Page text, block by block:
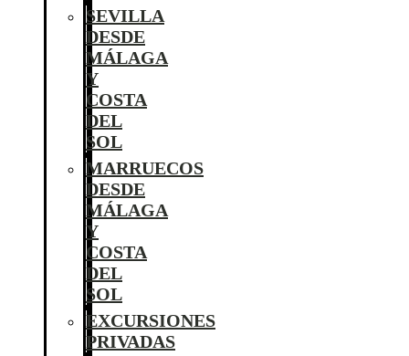
SEVILLA
DESDE
MÁLAGA
Y
COSTA
DEL
SOL
MARRUECOS
DESDE
MÁLAGA
Y
COSTA
DEL
SOL
EXCURSIONES
PRIVADAS